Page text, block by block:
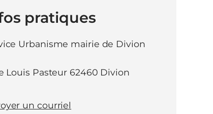
pratiques
Urbanisme mairie de Divion
Louis Pasteur 62460 Divion
un courriel